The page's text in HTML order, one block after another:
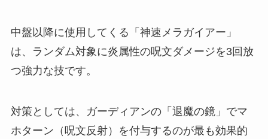
中盤以降に使用してくる「神速メラガイアー」
は、ランダム対象に炎属性の呪文ダメージを3回放
つ強力な技です。
対策としては、ガーディアンの「退魔の鏡」でマ
ホターン（呪文反射）を付与するのが最も効果的